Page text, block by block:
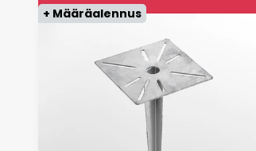
+ Määräalennus